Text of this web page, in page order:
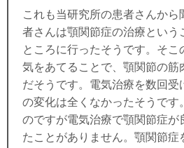
これも当研究所の患者さんから
者さんは顎関節症の治療という
ところに行ったそうです。そこ
気をあてることで、顎関節の筋
だそうです。電気治療を数回受
の変化は全くなかったそうです
のですが電気治療で顎関節症が
たことがありません。顎関節症